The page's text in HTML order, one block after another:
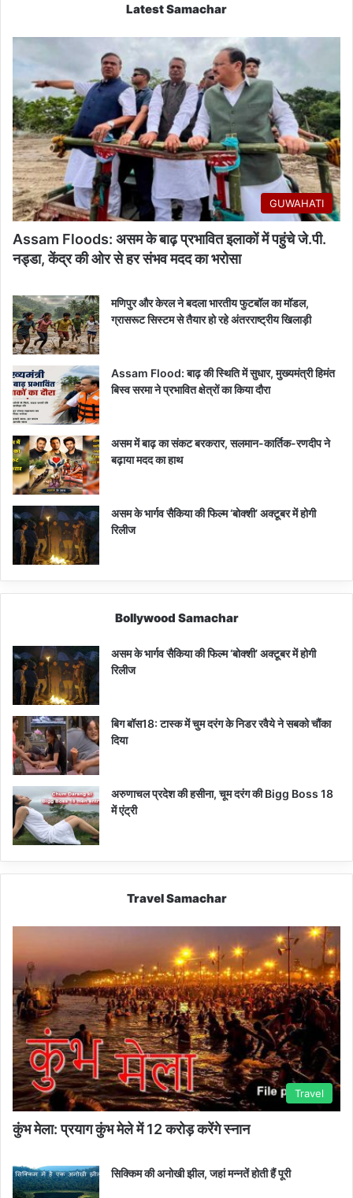
Latest Samachar
GUWAHATI
Assam Floods: असम के बाढ़ प्रभावित इलाकों में पहुंचे जे.पी.
नड्डा, केंद्र की ओर से हर संभव मदद का भरोसा
मणिपुर और केरल ने बदला भारतीय फुटबॉल का मॉडल,
ग्रासरूट सिस्टम से तैयार हो रहे अंतरराष्ट्रीय खिलाड़ी
Assam Flood: बाढ़ की स्थिति में सुधार, मुख्यमंत्री हिमंत
बिस्व सरमा ने प्रभावित क्षेत्रों का किया दौरा
असम में बाढ़ का संकट बरकरार, सलमान-कार्तिक-रणदीप ने
बढ़ाया मदद का हाथ
असम के भार्गव सैकिया की फिल्म ‘बोक्शी’ अक्टूबर में होगी
रिलीज
Bollywood Samachar
असम के भार्गव सैकिया की फिल्म ‘बोक्शी’ अक्टूबर में होगी
रिलीज
बिग बॉस18: टास्क में चुम दरंग के निडर रवैये ने सबको चौंका
दिया
अरुणाचल प्रदेश की हसीना, चूम दरंग की Bigg Boss 18
में एंट्री
Travel Samachar
Travel
कुंभ मेला: प्रयाग कुंभ मेले में 12 करोड़ करेंगे स्नान
सिक्किम की अनोखी झील, जहां मन्नतें होती हैं पूरी